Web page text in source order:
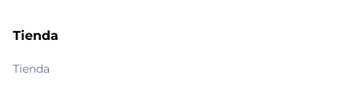
Tienda
Tienda